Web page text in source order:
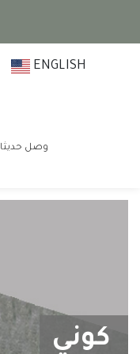
ENGLISH
وصل حديثا
كوني